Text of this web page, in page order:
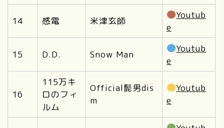
14 感電 米津玄師
Youtub
e
15 D.D. Snow Man
Youtub
e
16
115万キ
ロのフィ
ルム
Official髭男dis
m
Youtub
e